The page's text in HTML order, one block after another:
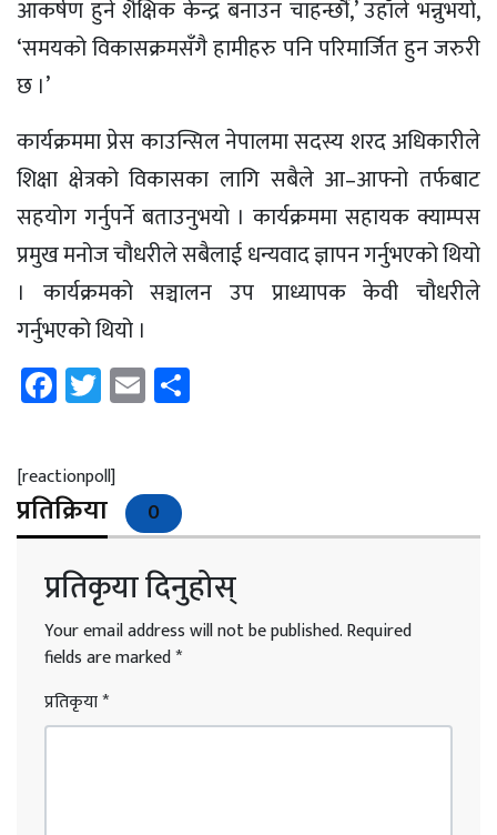
आकर्षण हुने शैक्षिक केन्द्र बनाउन चाहन्छौं,’ उहाँले भन्नुभयो,
‘समयको विकासक्रमसँगै हामीहरु पनि परिमार्जित हुन जरुरी
छ ।’
कार्यक्रममा प्रेस काउन्सिल नेपालमा सदस्य शरद अधिकारीले
शिक्षा क्षेत्रको विकासका लागि सबैले आ–आफ्नो तर्फबाट
सहयोग गर्नुपर्ने बताउनुभयो । कार्यक्रममा सहायक क्याम्पस
प्रमुख मनोज चौधरीले सबैलाई धन्यवाद ज्ञापन गर्नुभएको थियो
। कार्यक्रमको सञ्चालन उप प्राध्यापक केवी चौधरीले
गर्नुभएको थियो ।
Facebook
Twitter
Email
[reactionpoll]
प्रतिक्रिया 0
प्रतिकृया दिनुहोस्
Your email address will not be published.Required
fields are marked*
प्रतिकृया*